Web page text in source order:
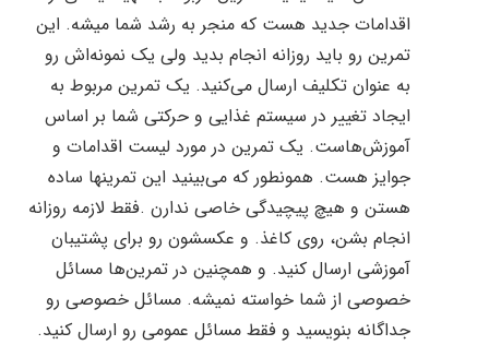
اقدامات جدید هست که منجر به رشد شما میشه. این
تمرین رو باید روزانه انجام بدید ولی یک نمونه‌اش رو
به عنوان تکلیف ارسال می‌کنید. یک تمرین مربوط به
ایجاد تغییر در سیستم غذایی و حرکتی شما بر اساس
آموزش‌هاست. یک تمرین در مورد لیست اقدامات و
جوایز هست. همونطور که می‌بینید این تمرینها ساده
هستن و هیچ پیچیدگی خاصی ندارن .فقط لازمه روزانه
انجام بشن، روی کاغذ. و عکسشون رو برای پشتیبان
آموزشی ارسال کنید. و همچنین در تمرین‌ها مسائل
خصوصی از شما خواسته نمیشه. مسائل خصوصی رو
جداگانه بنویسید و فقط مسائل عمومی رو ارسال کنید.